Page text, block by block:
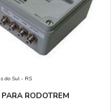
do Sul - RS
RODOTREM